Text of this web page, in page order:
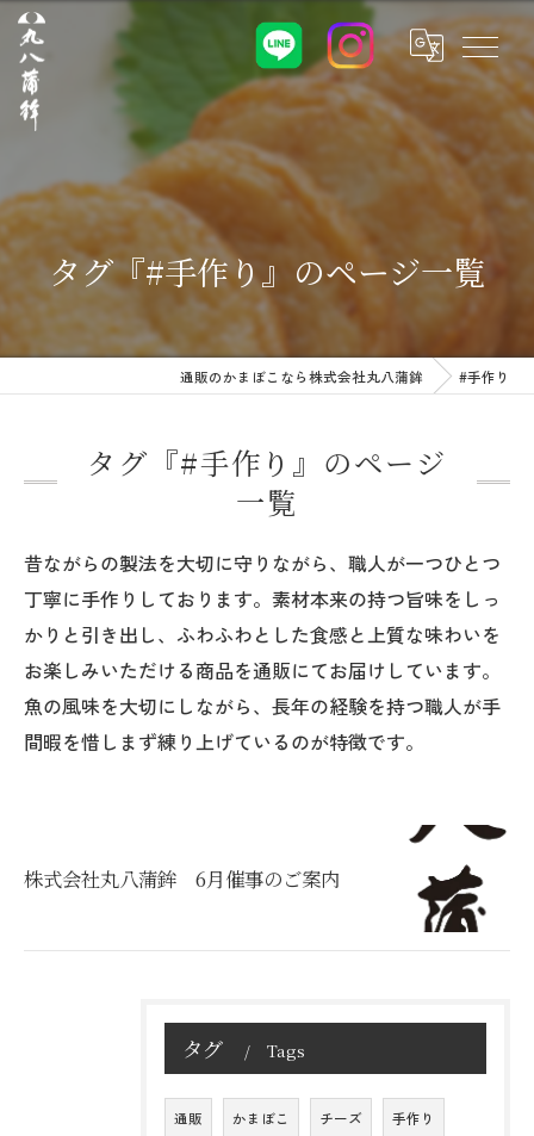
タグ『#手作り』のページ一覧
通販のかまぼこなら株式会社丸八蒲鉾 #手作り
タグ『#手作り』のページ
一覧
昔ながらの製法を大切に守りながら、職人が一つひとつ
丁寧に手作りしております。素材本来の持つ旨味をしっ
かりと引き出し、ふわふわとした食感と上質な味わいを
お楽しみいただける商品を通販にてお届けしています。
魚の風味を大切にしながら、長年の経験を持つ職人が手
間暇を惜しまず練り上げているのが特徴です。
株式会社丸八蒲鉾 6月催事のご案内
タグ Tags
通販 かまぼこ チーズ 手作り